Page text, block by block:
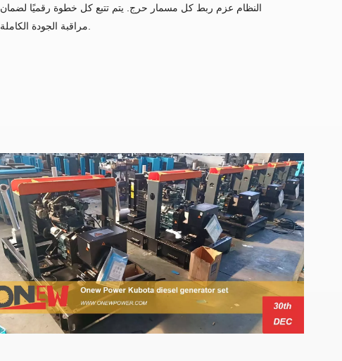
النظام عزم ربط كل مسمار حرج. يتم تتبع كل خطوة رقميًا لضمان
مراقبة الجودة الكاملة.